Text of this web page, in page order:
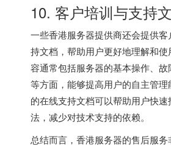
10. 客户培训与支持
一些香港服务器提供商还会提供
持文档，帮助用户更好地理解和
容通常包括服务器的基本操作、
等方面，能够提高用户的自主管
的在线支持文档可以帮助用户快
法，减少对技术支持的依赖。
总结而言，香港服务器的售后服